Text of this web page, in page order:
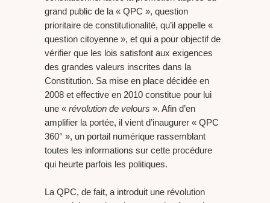
grand public de la « QPC », question
prioritaire de constitutionalité, qu’il appelle «
question citoyenne », et qui a pour objectif de
vérifier que les lois satisfont aux exigences
des grandes valeurs inscrites dans la
Constitution. Sa mise en place décidée en
2008 et effective en 2010 constitue pour lui
une « révolution de velours ». Afin d’en
amplifier la portée, il vient d’inaugurer « QPC
360° », un portail numérique rassemblant
toutes les informations sur cette procédure
qui heurte parfois les politiques.
La QPC, de fait, a introduit une révolution